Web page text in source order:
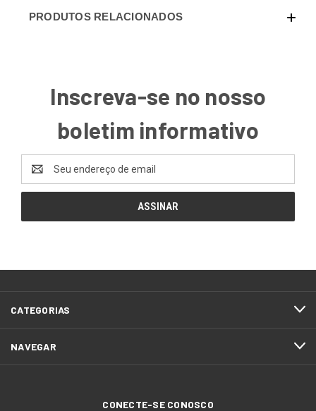
PRODUTOS RELACIONADOS
Inscreva-se no nosso
boletim informativo
de
email
CATEGORIAS
NAVEGAR
CONECTE-SE CONOSCO